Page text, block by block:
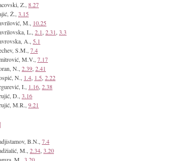
Z., 8.27
Ž., 3.15
M., 10.25
L., 2.1 2.31 3.3
A., 5.1
S.M., 7.4
M.V., 7.17
N., 2.39 2.41
N., 1.4 1.5 2.22
I., 1.16 2.38
D., 3.16
M.R., 9.21
B.N., 7.4
M., 2.34 3.20